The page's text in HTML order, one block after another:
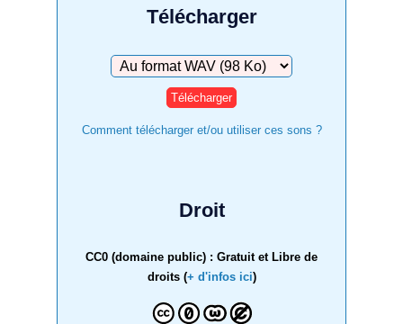
Télécharger
Télécharger
Comment télécharger et/ou utiliser ces sons ?
Droit
CC0 (domaine public) : Gratuit et Libre de
droits (+ d'infos ici)